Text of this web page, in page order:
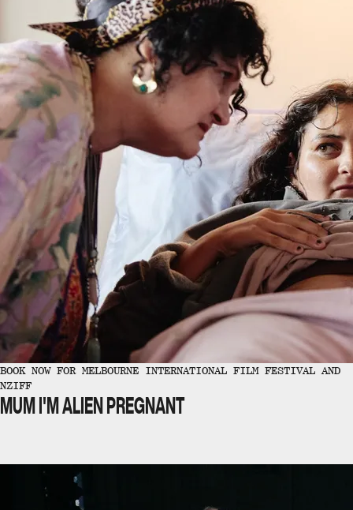
IN CINEMAS NOW
I, OBJECT
BOOK FOR NZIFF AND MIFF
MUM I'M ALIEN PREGNANT
IN CINEMAS NOW
HOW TO TALK AUSTRALIANS
IN CINEMAS AUGUST 27
MOCKBUSTER
BOOK NOW FOR MELBOURNE INTERNATIONAL FILM FESTIVAL AND
NZIFF
MUM I'M ALIEN PREGNANT